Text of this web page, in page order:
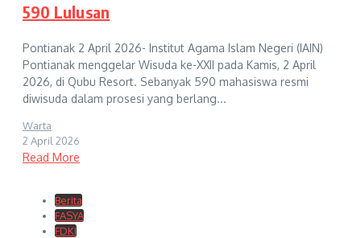
590 Lulusan
Pontianak 2 April 2026- Institut Agama Islam Negeri (IAIN)
Pontianak menggelar Wisuda ke-XXII pada Kamis, 2 April
2026, di Qubu Resort. Sebanyak 590 mahasiswa resmi
diwisuda dalam prosesi yang berlang...
Warta
2 April 2026
Read More
Berita
FASYA
FDKI